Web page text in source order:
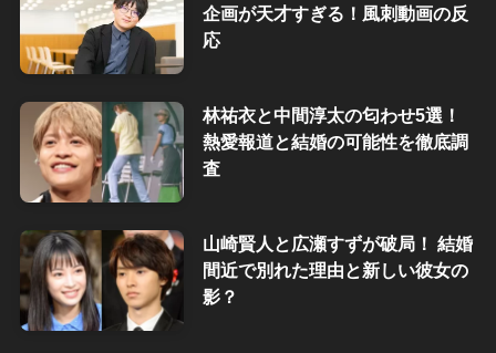
企画が天才すぎる！風刺動画の反
応
林祐衣と中間淳太の匂わせ5選！
熱愛報道と結婚の可能性を徹底調
査
山崎賢人と広瀬すずが破局！ 結婚
間近で別れた理由と新しい彼女の
影？